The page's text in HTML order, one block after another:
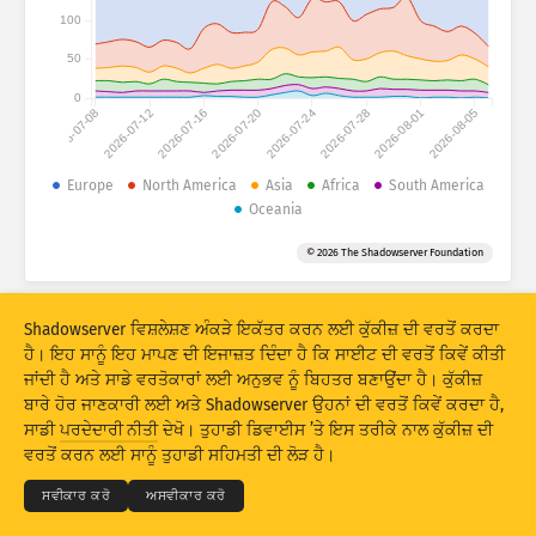
ਡੇਟਾ ਸੈੱਟ
ਸੀਮਾ
ਅੱਪਡੇਟ ਕਰੋ ਰੀਸੈੱਟ ਕਰੋ
PNG ਵਜੋਂ ਡਾਊਨਲੋਡ ਕਰੋ
2026-07-082026-07-122026-07-162026-07-202026-07-242026-07-282026-08-012026-08-05
0
50
100
Europe North America Asia Africa
South America
Oceania
© 2026 The Shadowserver Foundation
© 2026 THE SHADOWSERVER FOUNDATION
ਪਰਦੇਦਾਰੀ ਅਤੇ ਸ਼ਰਤਾਂ
ਸਾਡੇ ਨਾਲ ਸੰਪਰਕ ਕਰੋ ਕ੍ਰੈਡਿਟ
Shadowserver ਵਿਸ਼ਲੇਸ਼ਣ ਅੰਕੜੇ ਇਕੱਤਰ ਕਰਨ ਲਈ ਕੁੱਕੀਜ਼ ਦੀ ਵਰਤੋਂ ਕਰਦਾ
ਹੈ। ਇਹ ਸਾਨੂੰ ਇਹ ਮਾਪਣ ਦੀ ਇਜਾਜ਼ਤ ਦਿੰਦਾ ਹੈ ਕਿ ਸਾਈਟ ਦੀ ਵਰਤੋਂ ਕਿਵੇਂ ਕੀਤੀ
ਜਾਂਦੀ ਹੈ ਅਤੇ ਸਾਡੇ ਵਰਤੋਕਾਰਾਂ ਲਈ ਅਨੁਭਵ ਨੂੰ ਬਿਹਤਰ ਬਣਾਉਂਦਾ ਹੈ। ਕੁੱਕੀਜ਼
ਬਾਰੇ ਹੋਰ ਜਾਣਕਾਰੀ ਲਈ ਅਤੇ Shadowserver ਉਹਨਾਂ ਦੀ ਵਰਤੋਂ ਕਿਵੇਂ ਕਰਦਾ ਹੈ,
ਸਾਡੀਪਰਦੇਦਾਰੀ ਨੀਤੀਦੇਖੋ। ਤੁਹਾਡੀ ਡਿਵਾਈਸ ’ਤੇ ਇਸ ਤਰੀਕੇ ਨਾਲ ਕੁੱਕੀਜ਼ ਦੀ
ਵਰਤੋਂ ਕਰਨ ਲਈ ਸਾਨੂੰ ਤੁਹਾਡੀ ਸਹਿਮਤੀ ਦੀ ਲੋੜ ਹੈ।
ਸਵੀਕਾਰ ਕਰੋ ਅਸਵੀਕਾਰ ਕਰੋ